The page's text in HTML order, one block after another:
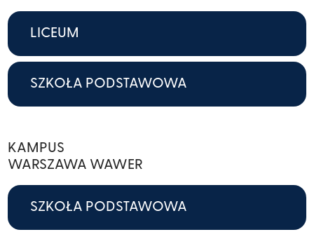
LICEUM
SZKOŁA PODSTAWOWA
KAMPUS
WARSZAWA WAWER
SZKOŁA PODSTAWOWA